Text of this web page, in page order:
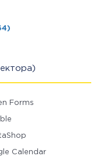
Forms
Calendar